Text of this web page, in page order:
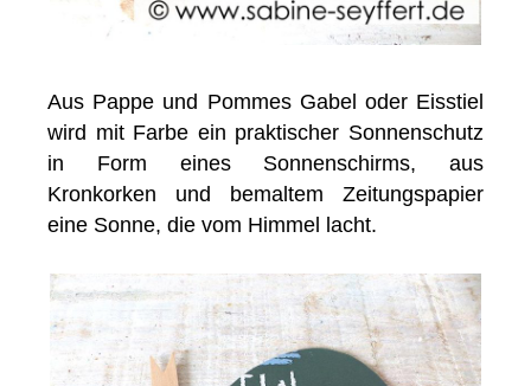
Aus Pappe und Pommes Gabel oder Eisstiel
wird mit Farbe ein praktischer Sonnenschutz
in Form eines Sonnenschirms, aus
Kronkorken und bemaltem Zeitungspapier
eine Sonne, die vom Himmel lacht.